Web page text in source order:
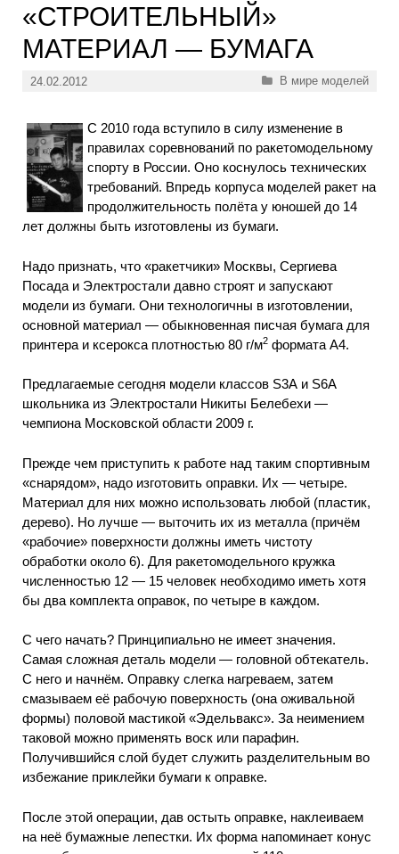
«СТРОИТЕЛЬНЫЙ»
МАТЕРИАЛ — БУМАГА
24.02.2012 Рубрики
В мире моделей
С 2010 года вступило в силу изменение в
правилах соревнований по ракетомодельному
спорту в России. Оно коснулось технических
требований. Впредь корпуса моделей ракет на
продолжительность полёта у юношей до 14
лет должны быть изготовлены из бумаги.
Надо признать, что «ракетчики» Москвы, Сергиева
Посада и Электростали давно строят и запускают
модели из бумаги. Они технологичны в изготовлении,
основной материал — обыкновенная писчая бумага для
принтера и ксерокса плотностью 80 г/м2 формата А4.
Предлагаемые сегодня модели классов S3А и S6А
школьника из Электростали Никиты Белебехи —
чемпиона Московской области 2009 г.
Прежде чем приступить к работе над таким спортивным
«снарядом», надо изготовить оправки. Их — четыре.
Материал для них можно использовать любой (пластик,
дерево). Но лучше — выточить их из металла (причём
«рабочие» поверхности должны иметь чистоту
обработки около 6). Для ракетомодельного кружка
численностью 12 — 15 человек необходимо иметь хотя
бы два комплекта оправок, по четыре в каждом.
С чего начать? Принципиально не имеет значения.
Самая сложная деталь модели — головной обтекатель.
С него и начнём. Оправку слегка нагреваем, затем
смазываем её рабочую поверхность (она оживальной
формы) половой мастикой «Эдельвакс». За неимением
таковой можно применять воск или парафин.
Получившийся слой будет служить разделительным во
избежание приклейки бумаги к оправке.
После этой операции, дав остыть оправке, наклеиваем
на неё бумажные лепестки. Их форма напоминает конус